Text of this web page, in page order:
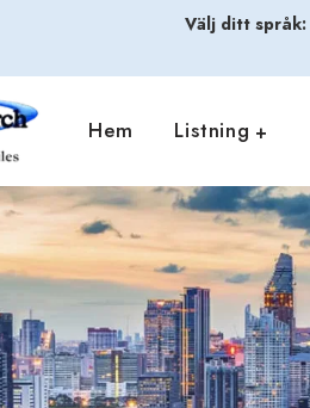
Välj ditt språk:
Hem Listning